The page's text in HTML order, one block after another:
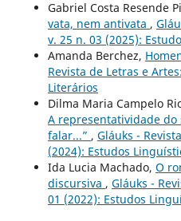
Gabriel Costa Resende
vata, nem antivata ,
v. 25 n. 03 (2025):
Amanda Berchez,
Revista de Letras e
Literários
Dilma Maria Campelo
A representatividade do
falar...” , Gláuks -
(2024): Estudos
Ida Lucia Machado, O
discursiva , Gláuks -
01 (2022): Estudos